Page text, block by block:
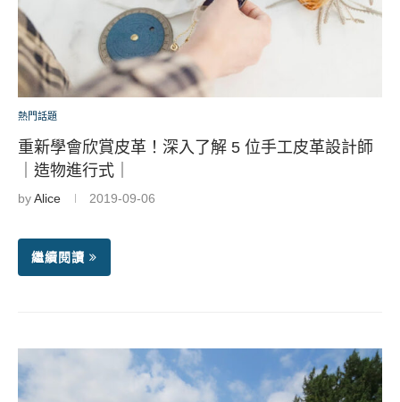
熱門話題
重新學會欣賞皮革！深入了解 5 位手工皮革設計師
｜造物進行式｜
byAlice 2019-09-06
繼續閱讀